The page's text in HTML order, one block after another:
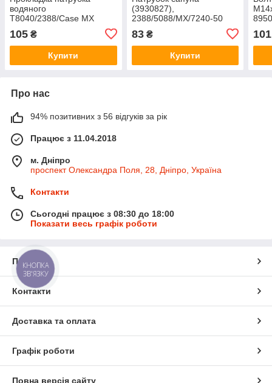
водяного
T8040/2388/Case MX
105 ₴
Купити
(3930827),
2388/5088/MX/7240-50
83₴
Купити
101
Про нас
94% позитивних з 56 відгуків за рік
Працює з 11.04.2018
м. Дніпро
проспект Олександра Поля, 28, Дніпро, Україна
Контакти
Сьогодні працює з 08:30 до 18:00
Показати весь графік роботи
Про нас
Контакти
Доставка та оплата
Графік роботи
Повна версія сайту
КНОПКА
ЗВ'ЯЗКУ